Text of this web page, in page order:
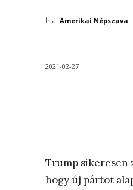
Írta: Amerikai Népszava
-
2021-02-27
Trump sikeresen
hogy új pártot